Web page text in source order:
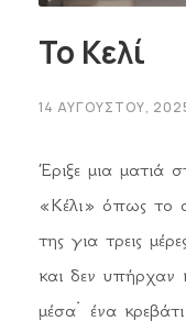
Το Κελί
14 ΑΥΓΟΎΣΤΟΥ,
Έριξε μια ματιά
«Κέλι» όπως το
της για τρεις
και δεν υπήρχαν
μέσα˙ ένα